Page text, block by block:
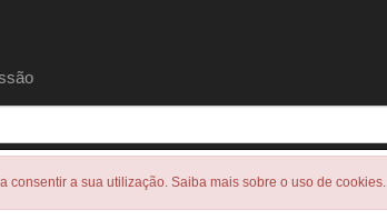
consentir a sua utilização. Saiba mais sobre o uso de cookies.